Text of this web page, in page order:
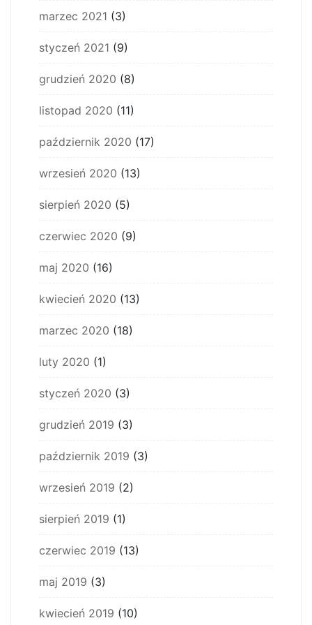
marzec 2021 (3)
styczeń 2021 (9)
grudzień 2020 (8)
listopad 2020 (11)
październik 2020 (17)
wrzesień 2020 (13)
sierpień 2020 (5)
czerwiec 2020 (9)
maj 2020 (16)
kwiecień 2020 (13)
marzec 2020 (18)
luty 2020 (1)
styczeń 2020 (3)
grudzień 2019 (3)
październik 2019 (3)
wrzesień 2019 (2)
sierpień 2019 (1)
czerwiec 2019 (13)
maj 2019 (3)
kwiecień 2019 (10)